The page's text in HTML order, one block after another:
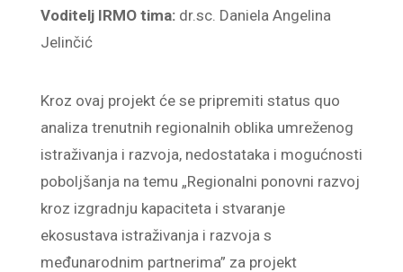
Voditelj IRMO tima:dr.sc. Daniela Angelina
Jelinčić
Kroz ovaj projekt će se pripremiti status quo
analiza trenutnih regionalnih oblika umreženog
istraživanja i razvoja, nedostataka i mogućnosti
poboljšanja na temu „Regionalni ponovni razvoj
kroz izgradnju kapaciteta i stvaranje
ekosustava istraživanja i razvoja s
međunarodnim partnerima” za projekt